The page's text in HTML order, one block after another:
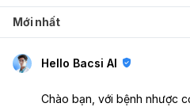
Mới nhất
Hello Bacsi AI
Chào bạn, với bệnh nhược